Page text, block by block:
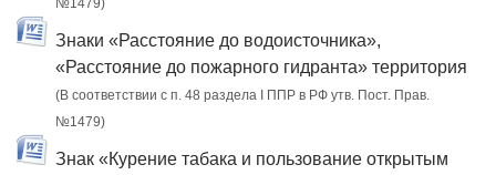
№1479)
Знаки «Расстояние до водоисточника»,
«Расстояние до пожарного гидранта» территория
(В соответствии с п. 48 раздела I ППР в РФ утв. Пост. Прав.
№1479)
Знак «Курение табака и пользование открытым